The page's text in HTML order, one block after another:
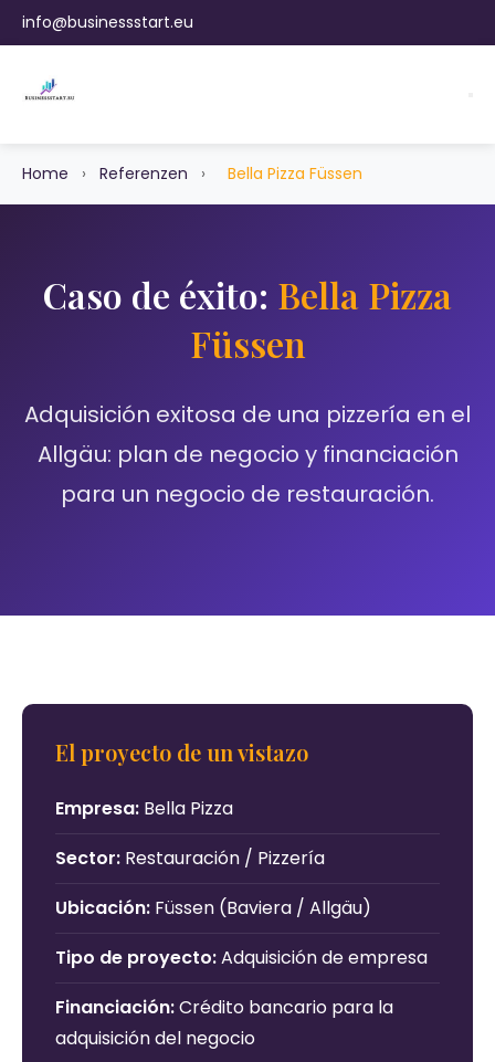
info@businessstart.eu
Home › Referenzen › Bella Pizza Füssen
Caso de éxito: Bella Pizza
Füssen
Adquisición exitosa de una pizzería en el
Allgäu: plan de negocio y financiación
para un negocio de restauración.
El proyecto de un vistazo
Empresa: Bella Pizza
Sector: Restauración / Pizzería
Ubicación: Füssen (Baviera / Allgäu)
Tipo de proyecto:Adquisición de empresa
Financiación:Crédito bancario para la
adquisición del negocio